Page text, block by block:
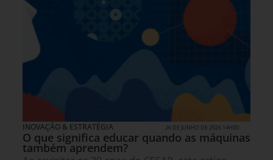
INOVAÇÃO & ESTRATÉGIA 26 DE JUNHO DE 2026 14H00
O que significa educar quando as máquinas
também aprendem?